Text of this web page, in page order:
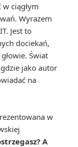
ciągłym
Wyrazem
Jest to
dociekań,
Świat
jako autor
na
w
A